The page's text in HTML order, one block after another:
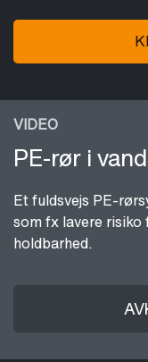
VIDEO
PE-rør i
Et fuldsvejs PE-
som fx lavere
holdbarhed.